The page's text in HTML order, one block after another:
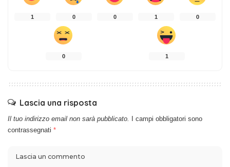
1 0 0 1 0
0 1
Lascia una risposta
Il tuo indirizzo email non sarà pubblicato.
I campi obbligatori sono
contrassegnati *